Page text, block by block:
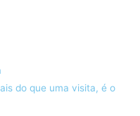
do que uma visita, é o